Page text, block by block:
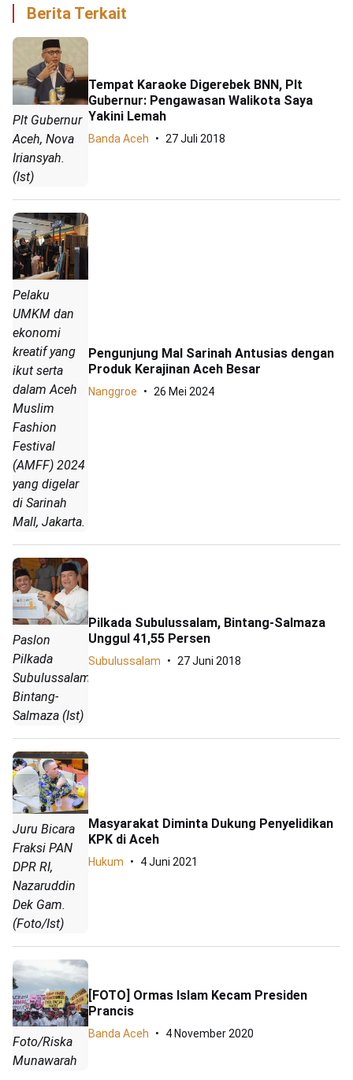
Berita Terkait
Plt Gubernur
Aceh, Nova
Iriansyah.
(Ist)
Tempat Karaoke Digerebek BNN, Plt
Gubernur: Pengawasan Walikota Saya
Yakini Lemah
Banda Aceh 27 Juli 2018
Pelaku
UMKM dan
ekonomi
kreatif yang
ikut serta
dalam Aceh
Muslim
Fashion
Festival
(AMFF) 2024
yang digelar
di Sarinah
Mall, Jakarta.
Pengunjung Mal Sarinah Antusias dengan
Produk Kerajinan Aceh Besar
Nanggroe 26 Mei 2024
Paslon
Pilkada
Subulussalam,
Bintang-
Salmaza (Ist)
Pilkada Subulussalam, Bintang-Salmaza
Unggul 41,55 Persen
Subulussalam 27 Juni 2018
Juru Bicara
Fraksi PAN
DPR RI,
Nazaruddin
Dek Gam.
(Foto/Ist)
Masyarakat Diminta Dukung Penyelidikan
KPK di Aceh
Hukum 4 Juni 2021
Foto/Riska
Munawarah
[FOTO] Ormas Islam Kecam Presiden
Prancis
Banda Aceh 4 November 2020